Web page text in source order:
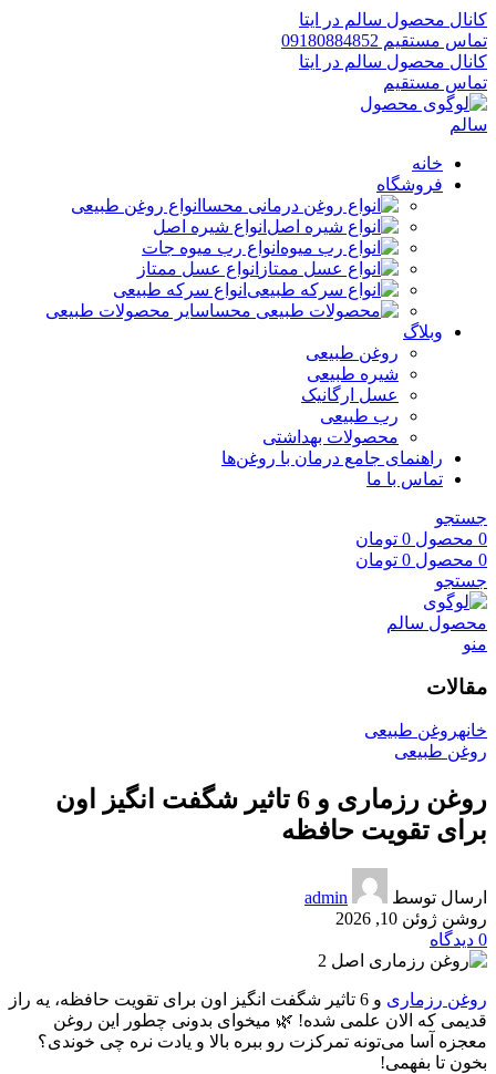
کانال محصول سالم در ایتا
تماس مستقیم 09180884852
کانال محصول سالم در ایتا
تماس مستقیم
خانه
فروشگاه
انواع روغن طبیعی
انواع شیره اصل
انواع رب میوه جات
انواع عسل ممتاز
انواع سرکه طبیعی
سایر محصولات طبیعی
وبلاگ
روغن طبیعی
شیره طبیعی
عسل ارگانیک
رب طبیعی
محصولات بهداشتی
راهنمای جامع درمان با روغن‌ها
تماس با ما
جستجو
0 محصول 0 تومان
0 محصول 0 تومان
جستجو
منو
مقالات
خانهروغن طبیعی
روغن طبیعی
روغن رزماری و 6 تاثیر شگفت انگیز اون
برای تقویت حافظه
ارسال توسط
admin
روشن ژوئن 10, 2026
0 دیدگاه
روغن رزماری
و 6 تاثیر شگفت انگیز اون برای تقویت حافظه، یه راز
قدیمی که الان علمی شده! 🌿 میخوای بدونی چطور این روغن
معجزه آسا می‌تونه تمرکزت رو ببره بالا و یادت نره چی خوندی؟
بخون تا بفهمی!